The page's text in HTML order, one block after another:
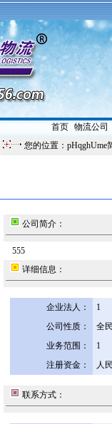
首页| 物流公司
您的位置：pHqghUme
公司简介：
555
详细信息：
企业法人：
1
公司性质：
全
业务范围：
1
注册资金：
人
联系方式：